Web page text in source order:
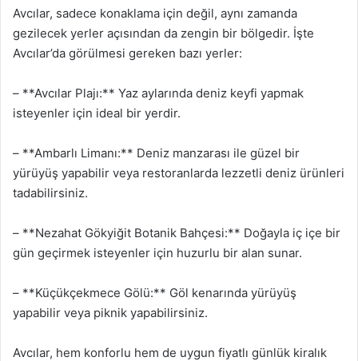
Avcılar, sadece konaklama için değil, aynı zamanda
gezilecek yerler açısından da zengin bir bölgedir. İşte
Avcılar’da görülmesi gereken bazı yerler:
– **Avcılar Plajı:** Yaz aylarında deniz keyfi yapmak
isteyenler için ideal bir yerdir.
– **Ambarlı Limanı:** Deniz manzarası ile güzel bir
yürüyüş yapabilir veya restoranlarda lezzetli deniz ürünleri
tadabilirsiniz.
– **Nezahat Gökyiğit Botanik Bahçesi:** Doğayla iç içe bir
gün geçirmek isteyenler için huzurlu bir alan sunar.
– **Küçükçekmece Gölü:** Göl kenarında yürüyüş
yapabilir veya piknik yapabilirsiniz.
Avcılar, hem konforlu hem de uygun fiyatlı günlük kiralık